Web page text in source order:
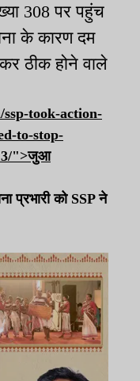
308 पर पहुंच
के कारण दम
ठीक होने वाले
took-action-
to-stop-
">जुआ
प्रभारी को SSP ने